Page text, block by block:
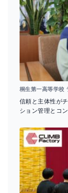
桐生第一高等学校
信頼と主体性が
ション管理とコ